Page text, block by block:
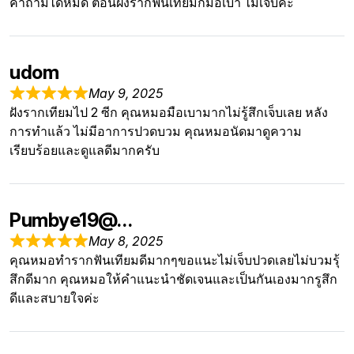
udom
May 9, 2025
ฝังรากเทียมไป 2 ซีก คุณหมอมือเบามากไม่รู้สึกเจ็บเลย หลัง
การทำแล้ว ไม่มีอาการปวดบวม คุณหมอนัดมาดูความ
เรียบร้อยและดูแลดีมากครับ
Pumbye19@…
May 8, 2025
คุณหมอทำรากฟันเทียมดีมากๆขอแนะไม่เจ็บปวดเลยไม่บวมรุ้
สึกดีมาก คุณหมอให้คำแนะนำชัดเจนและเป็นกันเองมากรูสึก
ดีและสบายใจค่ะ